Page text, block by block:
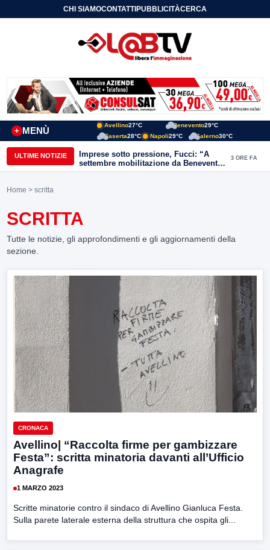
CHI SIAMOCONTATTIPUBBLICITÀCERCA
MENÙ
+
Avellino27°C Benevento29°C
Caserta28°C Napoli29°C Salerno30°C
ULTIME NOTIZIE
Imprese sotto pressione, Fucci: “A
settembre mobilitazione da Benevento
e Avellino”
3 ORE FA
Home > scritta
SCRITTA
Tutte le notizie, gli approfondimenti e gli aggiornamenti della
sezione.
CRONACA
Avellino| “Raccolta firme per gambizzare
Festa”: scritta minatoria davanti all’Ufficio
Anagrafe
1 MARZO 2023
Scritte minatorie contro il sindaco di Avellino Gianluca Festa.
Sulla parete laterale esterna della struttura che ospita gli...